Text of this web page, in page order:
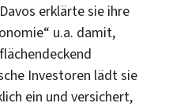
erklärte sie ihre
u.a. damit,
Investoren lädt sie
ein und versichert,